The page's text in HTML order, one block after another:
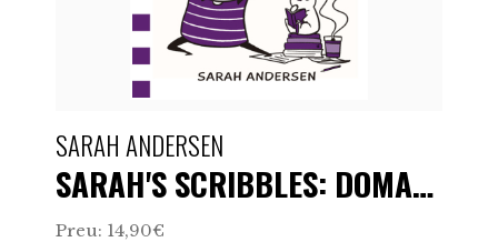
SARAH ANDERSEN
SARAH'S SCRIBBLES: DOMANDO…
Preu: 14,90€